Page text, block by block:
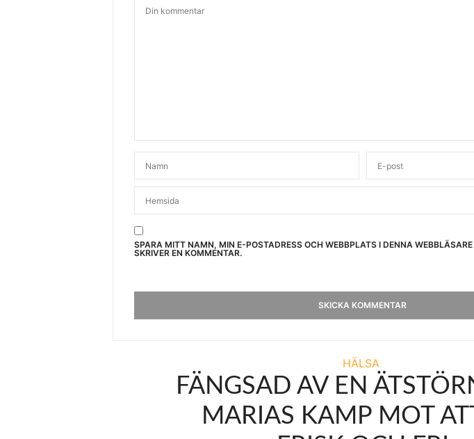
SPARA MITT NAMN, MIN E-POSTADRESS OCH WEBBPLATS I DENNA
SKRIVER EN KOMMENTAR.
HÄLSA
FÄNGSAD AV EN
MARIAS KAMP MOT